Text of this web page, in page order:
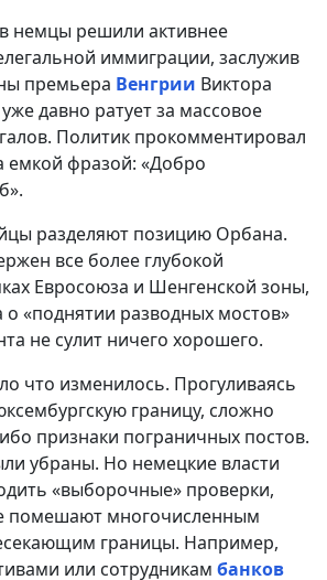
немцы решили активнее
иммиграции, заслужив
премьера Венгрии Виктора
давно ратует за массовое
Политик прокомментировал
емкой фразой: «Добро
разделяют позицию Орбана.
все более глубокой
Евросоюза и Шенгенской зоны,
«поднятии разводных мостов»
не сулит ничего хорошего.
что изменилось. Прогуливаясь
границу, сложно
признаки пограничных постов.
убраны. Но немецкие власти
«выборочные» проверки,
помешают многочисленным
границы. Например,
или сотрудникам банков